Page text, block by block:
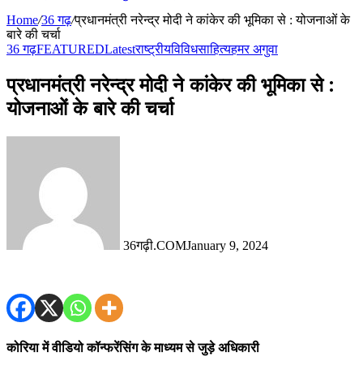
Home/36 गढ़/प्रधानमंत्री नरेन्द्र मोदी ने कांकेर की भूमिका से : योजनाओं के
बारे की चर्चा
36 गढ़FEATUREDLatestराष्ट्रीयविविधसाहित्यहमर अगुवा
प्रधानमंत्री नरेन्द्र मोदी ने कांकेर की भूमिका से :
योजनाओं के बारे की चर्चा
36गढ़ी.COMJanuary 9, 2024
कोरिया में वीडियो कॉन्फरेंसिंग के माध्यम से जुड़े अधिकारी